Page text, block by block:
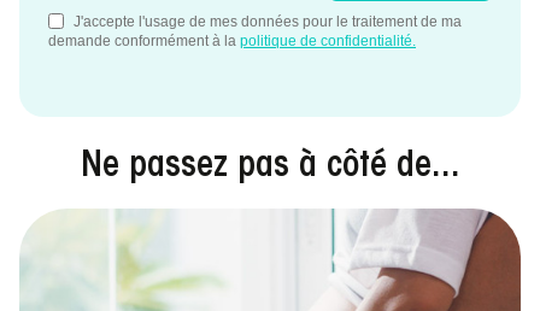
Ne passez pas à côté de...